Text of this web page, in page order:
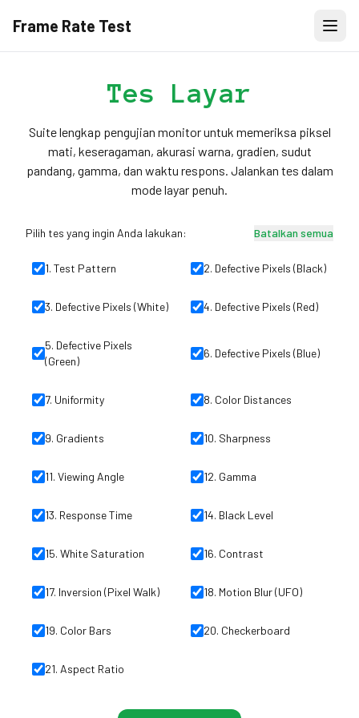
Frame Rate Test
Tes Layar
Suite lengkap pengujian monitor untuk memeriksa piksel
mati, keseragaman, akurasi warna, gradien, sudut
pandang, gamma, dan waktu respons. Jalankan tes dalam
mode layar penuh.
Pilih tes yang ingin Anda lakukan: Batalkan semua
1. Test Pattern 2. Defective Pixels (Black)
3. Defective Pixels (White) 4. Defective Pixels (Red)
5. Defective Pixels
(Green)
6. Defective Pixels (Blue)
7. Uniformity 8. Color Distances
9. Gradients 10. Sharpness
11. Viewing Angle 12. Gamma
13. Response Time 14. Black Level
15. White Saturation 16. Contrast
17. Inversion (Pixel Walk) 18. Motion Blur (UFO)
19. Color Bars 20. Checkerboard
21. Aspect Ratio